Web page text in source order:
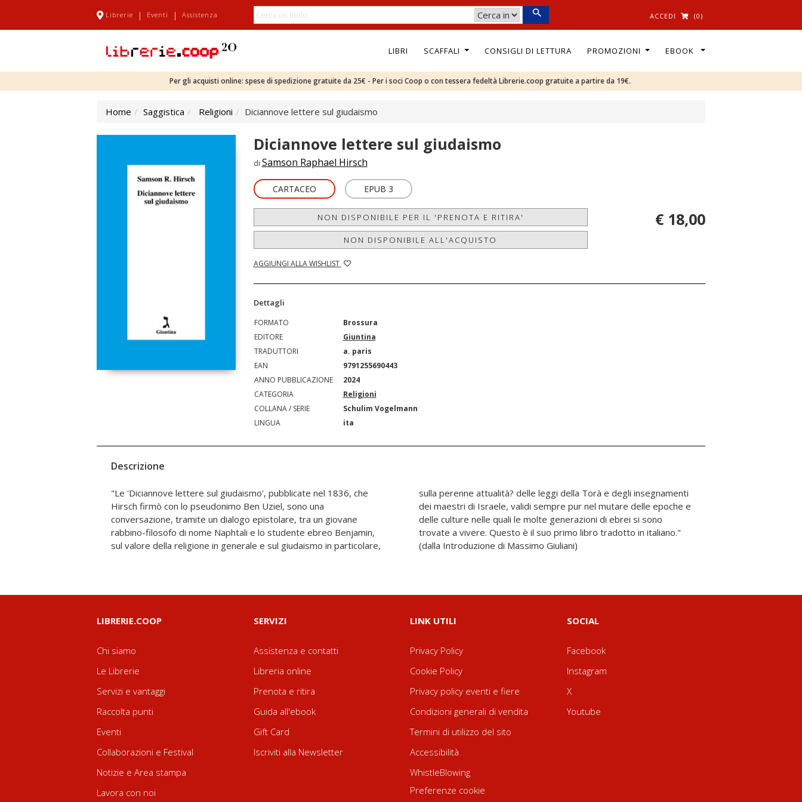
Librerie | Eventi | Assistenza ACCEDI (0)
LIBRI SCAFFALI CONSIGLI DI LETTURA PROMOZIONI EBOOK
Per gli acquisti online: spese di spedizione gratuite da 25€ - Per i soci Coop o con tessera fedeltà Librerie.coop gratuite a partire da 19€.
Home Saggistica Religioni Diciannove lettere sul giudaismo
Diciannove lettere sul giudaismo
di Samson Raphael Hirsch
CARTACEO EPUB 3
NON DISPONIBILE PER IL 'PRENOTA E RITIRA'
NON DISPONIBILE ALL'ACQUISTO
AGGIUNGI ALLA WISHLIST
€ 18,00
Dettagli
FORMATO
Brossura
EDITORE
Giuntina
TRADUTTORI
a. paris
EAN
9791255690443
ANNO PUBBLICAZIONE
2024
CATEGORIA
Religioni
COLLANA / SERIE
Schulim Vogelmann
LINGUA
ita
Descrizione
"Le 'Diciannove lettere sul giudaismo', pubblicate nel 1836, che
Hirsch firmò con lo pseudonimo Ben Uziel, sono una
conversazione, tramite un dialogo epistolare, tra un giovane
rabbino-filosofo di nome Naphtali e lo studente ebreo Benjamin,
sul valore della religione in generale e sul giudaismo in particolare,
sulla perenne attualità? delle leggi della Torà e degli insegnamenti
dei maestri di Israele, validi sempre pur nel mutare delle epoche e
delle culture nelle quali le molte generazioni di ebrei si sono
trovate a vivere. Questo è il suo primo libro tradotto in italiano."
(dalla Introduzione di Massimo Giuliani)
LIBRERIE.COOP
Chi siamo
Le Librerie
Servizi e vantaggi
Raccolta punti
Eventi
Collaborazioni e Festival
Notizie e Area stampa
Lavora con noi
SERVIZI
Assistenza e contatti
Libreria online
Prenota e ritira
Guida all'ebook
Gift Card
Iscriviti alla Newsletter
LINK UTILI
Privacy Policy
Cookie Policy
Privacy policy eventi e fiere
Condizioni generali di vendita
Termini di utilizzo del sito
Accessibilità
WhistleBlowing
Preferenze cookie
SOCIAL
Facebook
Instagram
X
Youtube